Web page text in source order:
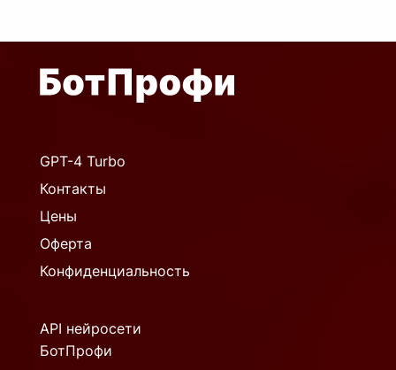
GPT-4 Turbo
Контакты
Цены
Оферта
Конфиденциальность
API нейросети
БотПрофи